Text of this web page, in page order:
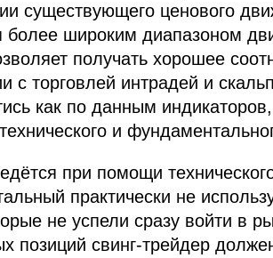
существующего ценового
более широким диапазоном
получать хорошее
с торговлей интрадей и
как по данным
и
при помощи
практически не
не успели сразу войти в
позиций свинг-трейдер